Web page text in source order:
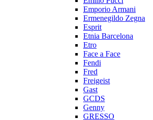
Emporio Armani
Ermenegildo Zegna
Esprit
Etnia Barcelona
Etro
Face a Face
Fendi
Fred
Freigeist
Gast
GCDS
Genny
GRESSO